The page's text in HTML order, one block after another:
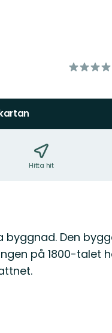
av
Hitta hit
byggnad. Den
på 1800-talet